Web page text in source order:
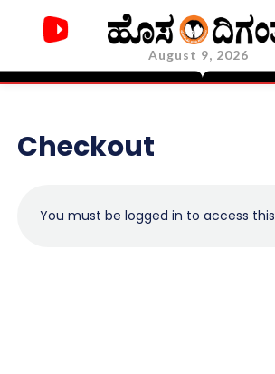
August 9, 2026
Checkout
You must be logged in to access